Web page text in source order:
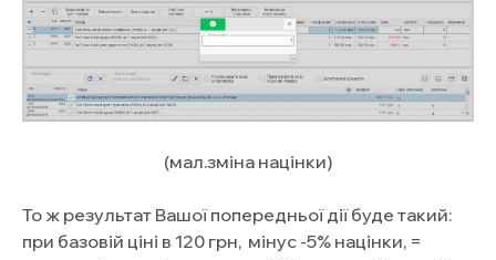
(мал.зміна націнки)
То ж результат Вашої попередньої дії буде такий:
при базовій ціні в 120 грн, мінус -5% націнки, =